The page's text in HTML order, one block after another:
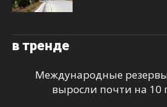
в тренде
Международные
выросли почти на 10